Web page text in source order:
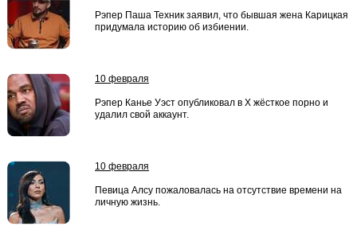
Рэпер Паша Техник заявил, что бывшая жена Карицкая
придумала историю об избиении.
10 февраля
Рэпер Канье Уэст опубликовал в X жёсткое порно и
удалил свой аккаунт.
10 февраля
Певица Алсу пожаловалась на отсутствие времени на
личную жизнь.